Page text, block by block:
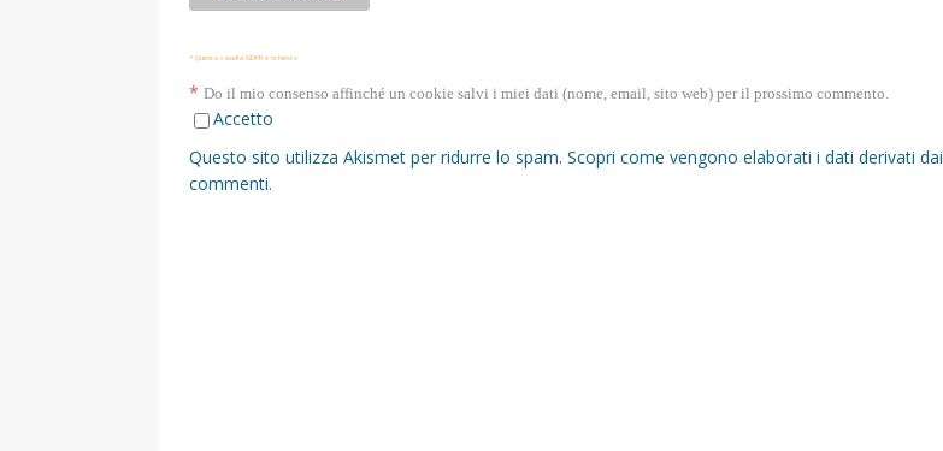
* Questa casella GDPR è richiesta
* Do il mio consenso affinché un cookie salvi i miei dati (nome, email, sito web) per il prossimo commento.
Accetto
Questo sito utilizza Akismet per ridurre lo spam. Scopri come vengono elaborati i dati derivati dai
commenti.